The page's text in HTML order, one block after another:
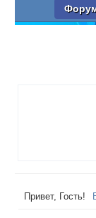
Привет, Гость!